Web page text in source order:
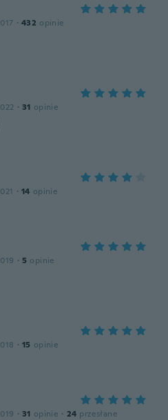
· 432 opinie
· 31 opinie
· 14 opinie
· 5 opinie
· 15 opinie
· 31 opinie · 24 przesłane